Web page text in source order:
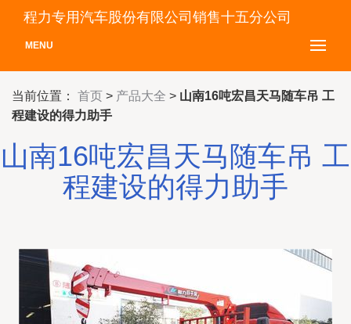
程力专用汽车股份有限公司销售十五分公司
MENU
当前位置： 首页 > 产品大全 > 山南16吨宏昌天马随车吊 工
程建设的得力助手
山南16吨宏昌天马随车吊 工
程建设的得力助手